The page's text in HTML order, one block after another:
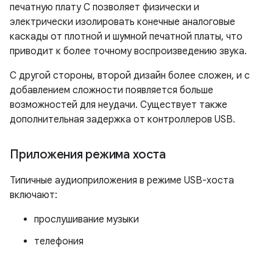
печатную плату C позволяет физически и
электрически изолировать конечные аналоговые
каскады от плотной и шумной печатной платы, что
приводит к более точному воспроизведению звука.
С другой стороны, второй дизайн более сложен, и с
добавлением сложности появляется больше
возможностей для неудачи. Существует также
дополнительная задержка от контроллеров USB.
Приложения режима хоста
Типичные аудиоприложения в режиме USB-хоста
включают:
прослушивание музыки
телефония